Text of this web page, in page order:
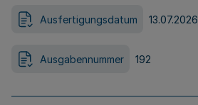
Ausfertigungsdatum 13.07.2026
Ausgabennummer 192